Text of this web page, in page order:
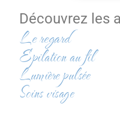
Découvrez les
Le regard
Epilation au fil
Lumière pulsée
Soins visage